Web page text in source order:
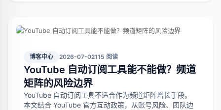
博客中心 2026-07-02115 阅读
YouTube 自动订阅工具能不能做？频道
矩阵的风险边界
YouTube 自动订阅工具不适合作为频道矩阵增长手段。
本文结合 YouTube 官方互动政策，从账号风险、团队边